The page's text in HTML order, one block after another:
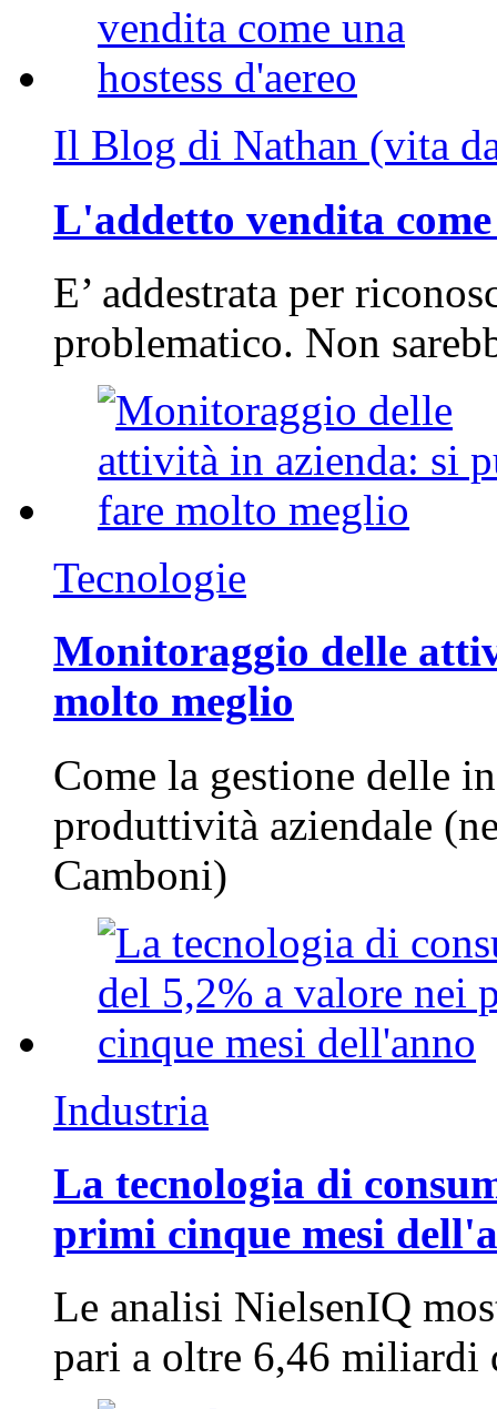
Il Blog di Nathan (vita
L'addetto vendita
E’ addestrata per
problematico. Non
Tecnologie
Monitoraggio delle
molto meglio
Come la gestione delle
produttività aziendale
Camboni)
Industria
La tecnologia di
primi cinque mesi
Le analisi NielsenIQ
pari a oltre 6,46